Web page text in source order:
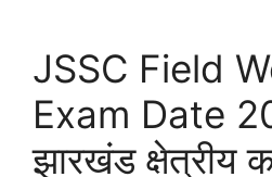
JSSC Field
Exam Date
झारखंड क्षेत्रीय